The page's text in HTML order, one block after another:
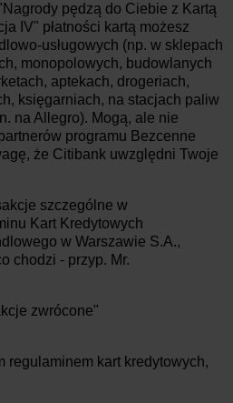
pędzą do Ciebie z Kartą
IV" płatności kartą możesz
usługowych (np. w sklepach
monopolowych, budowlanych
aptekach, drogeriach,
księgarniach, na stacjach paliw
na Allegro). Mogą, ale nie
programu Bezcenne
że Citibank uwzględni Twoje
szczególne w
Kart Kredytowych
w Warszawie S.A.,
chodzi - przyp. Mr.
zwrócone"
regulaminem kart kredytowych,